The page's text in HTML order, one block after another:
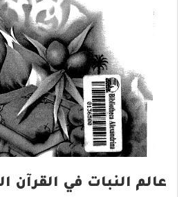
عالم النبات في القرآن